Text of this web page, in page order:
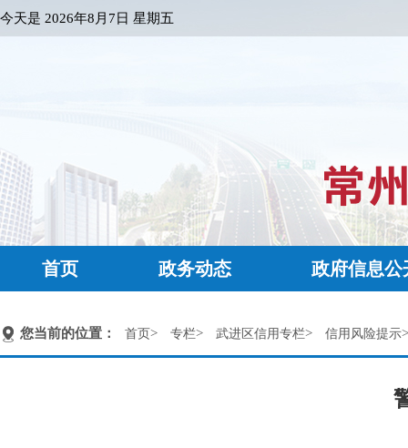
今天是 2026年8月7日 星期五
首页 政务动态 政府信息公
您当前的位置： 首页> 专栏> 武进区信用专栏> 信用风险提示